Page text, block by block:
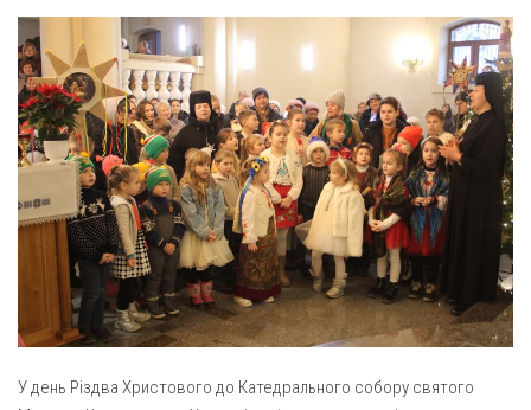
Архистратига Михаїла (м. Люботин)
Покрови Пресвятої Богородиці (с. Вільча)
Преображенська парафія (м. Лозова)
Парафія Благовіщення Пресвятої Богородиці (смт
Золочів)
Парафія Різдва Пресвятої Богородиці м. Берестин
(Красноград)
Парохії Полтавської області
Пресвятої Трійці (м. Полтава)
Всіх Святих українського народу (м. Полтава)
Свято-Юріївська парафія (м. Полтава)
Газета Християнський голос
Надруковані числа
Молитви
Галерея
Рух pro-life
У день Різдва Христового до Катедрального собору святого